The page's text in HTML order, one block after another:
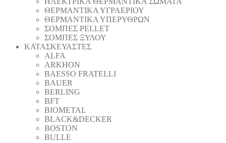
ΘΕΡΜΑΝΤΙΚΑ ΥΓΡΑΕΡΙΟΥ
ΘΕΡΜΑΝΤΙΚΑ ΥΠΕΡΥΘΡΩΝ
ΣΟΜΠΕΣ PELLET
ΣΟΜΠΕΣ ΞΥΛΟΥ
ΚΑΤΑΣΚΕΥΑΣΤΕΣ
ALFA
ARKHON
BAESSO FRATELLI
BAUER
BERLING
BFT
BIOMETAL
BLACK&DECKER
BOSTON
BULLE